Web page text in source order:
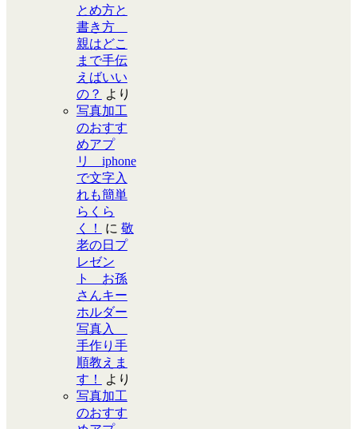
とめ方と
書き方
親はどこ
まで手伝
えばいい
の？ より
写真加工
のおすす
めアプ
リ iphone
で文字入
れも簡単
らくら
く！
に 敬
老の日プ
レゼン
ト お孫
さんキー
ホルダー
写真入
手作り手
順教えま
す！
より
写真加工
のおすす